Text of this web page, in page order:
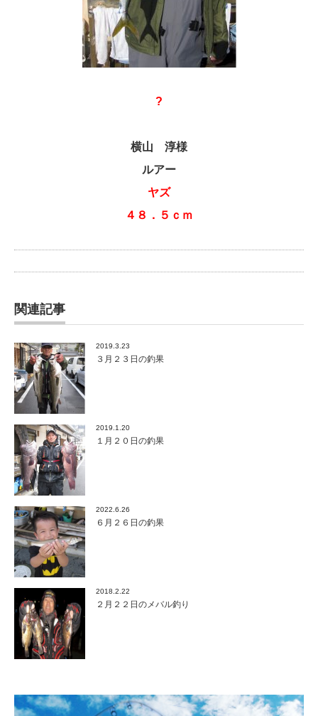
?
横山 淳様
ルアー
ヤズ
４８．５ｃｍ
関連記事
2019.3.23
３月２３日の釣果
2019.1.20
１月２０日の釣果
2022.6.26
６月２６日の釣果
2018.2.22
２月２２日のメバル釣り